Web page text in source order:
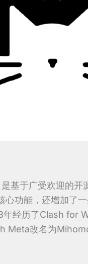
基于广受欢迎的开
功能，还增加了
经历了Clash for
Meta改名为